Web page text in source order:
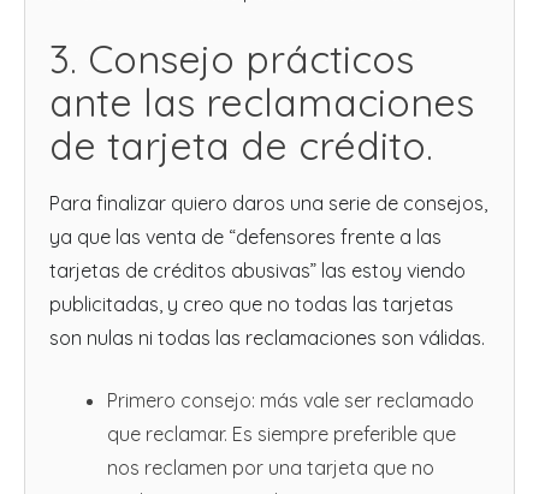
3. Consejo prácticos
ante las reclamaciones
de tarjeta de crédito.
Para finalizar quiero daros una serie de consejos,
ya que las venta de “defensores frente a las
tarjetas de créditos abusivas” las estoy viendo
publicitadas, y creo que no todas las tarjetas
son nulas ni todas las reclamaciones son válidas.
Primero consejo: más vale ser reclamado
que reclamar. Es siempre preferible que
nos reclamen por una tarjeta que no